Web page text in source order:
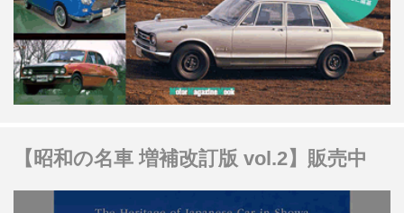
【昭和の名車 増補改訂版 vol.2】販売中